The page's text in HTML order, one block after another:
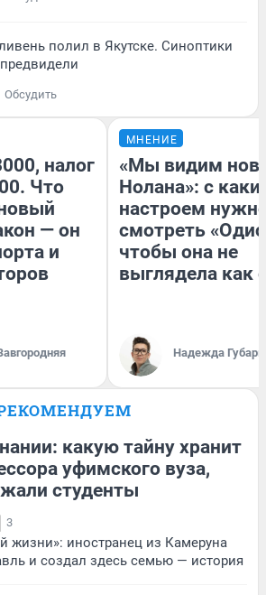
полил в Якутске. Синоптики
Обсудить
налог
Что
— он
и
МНЕНИЕ
«Мы видим
Нолана»: с
настроем
смотреть
чтобы она не
выглядела как
Надежда Губарь
какую тайну хранит
уфимского вуза,
студенты
3
жизни»: иностранец из Камеруна
и создал здесь семью — история